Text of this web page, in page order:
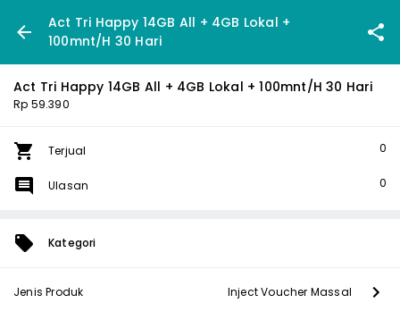
Act Tri Happy 14GB All + 4GB Lokal +
100mnt/H 30 Hari
Act Tri Happy 14GB All + 4GB Lokal + 100mnt/H 30 Hari
Rp 59.390
Terjual 0
Ulasan 0
Kategori
Jenis Produk Inject Voucher Massal